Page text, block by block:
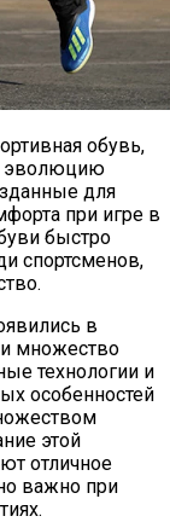
обувь,
эволюцию
для
при игре в
быстро
спортсменов,
в
множество
технологии и
особенностей
этой
отличное
важно при